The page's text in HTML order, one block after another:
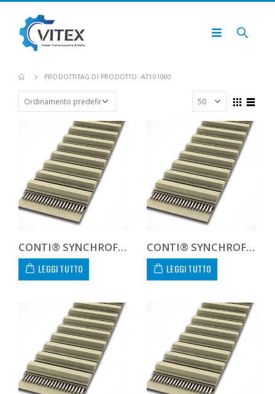
PRODOTTITAG DI PRODOTTO -AT101000
CONTI® SYNCHROFLEX AT10 1000 16
LEGGI TUTTO
CONTI® SYNCHROFLEX AT10 1000 20
LEGGI TUTTO